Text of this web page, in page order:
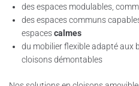
des espaces modulables,
des espaces communs
espacescalmes
du mobilier flexible adapté aux
cloisons démontables